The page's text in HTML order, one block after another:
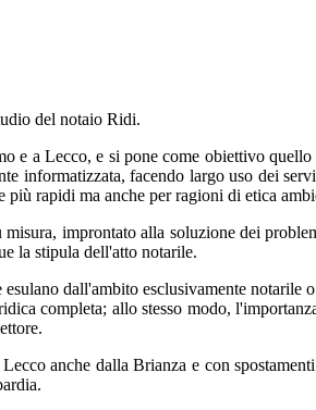
del notaio Ridi.
e a Lecco, e si pone come obiettivo
informatizzata, facendo largo uso dei
più rapidi ma anche per ragioni di etica
improntato alla soluzione dei
la stipula dell'atto notarile.
dall'ambito esclusivamente
completa; allo stesso modo,
anche dalla Brianza e con